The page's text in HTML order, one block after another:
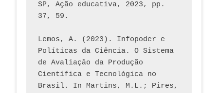
SP, Ação educativa, 2023, pp.
37, 59.
Lemos, A. (2023). Infopoder e
Políticas da Ciência. O Sistema
de Avaliação da Produção
Científica e Tecnológica no
Brasil. In Martins, M.L.; Pires,